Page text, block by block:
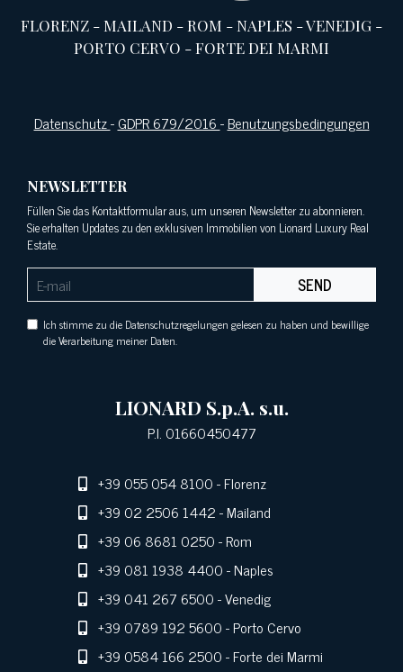
FLORENZ -MAILAND -ROM -NAPLES -VENEDIG -
PORTO CERVO -FORTE DEI MARMI
Datenschutz-GDPR 679/2016-Benutzungsbedingungen
NEWSLETTER
Füllen Sie das Kontaktformular aus, um unseren Newsletter zu abonnieren.
Sie erhalten Updates zu den exklusiven Immobilien von Lionard Luxury Real
Estate.
SEND
Ich stimme zu die Datenschutzregelungen gelesen zu haben und bewillige
die Verarbeitung meiner Daten.
LIONARD S.p.A. s.u.
P.I. 01660450477
+39 055 054 8100- Florenz
+39 02 2506 1442- Mailand
+39 06 8681 0250- Rom
+39 081 1938 4400- Naples
+39 041 267 6500- Venedig
+39 0789 192 5600- Porto Cervo
+39 0584 166 2500- Forte dei Marmi